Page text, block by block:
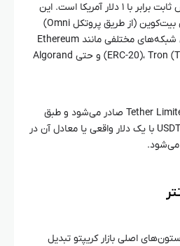
تتر یک استیبل‌کوین با ارزش ثابت برابر با ۱ دلار آمریکا است. این
رمزارز در ابتدا روی بلاک‌چین بیت‌کوین (از طریق پروتکل Omni)
راه‌اندازی شد، اما اکنون روی شبکه‌های مختلفی مانند Ethereum
(ERC-20)، Tron (TRC-20)، Solana، Polygon و حتی Algorand
تتر توسط شرکتی به نام Tether Limited صادر می‌شود و طبق
ادعای این شرکت، هر واحد USDT با یک دلار واقعی یا معادل آن در
می‌شود.
اصلی بازار کریپتو تبدیل